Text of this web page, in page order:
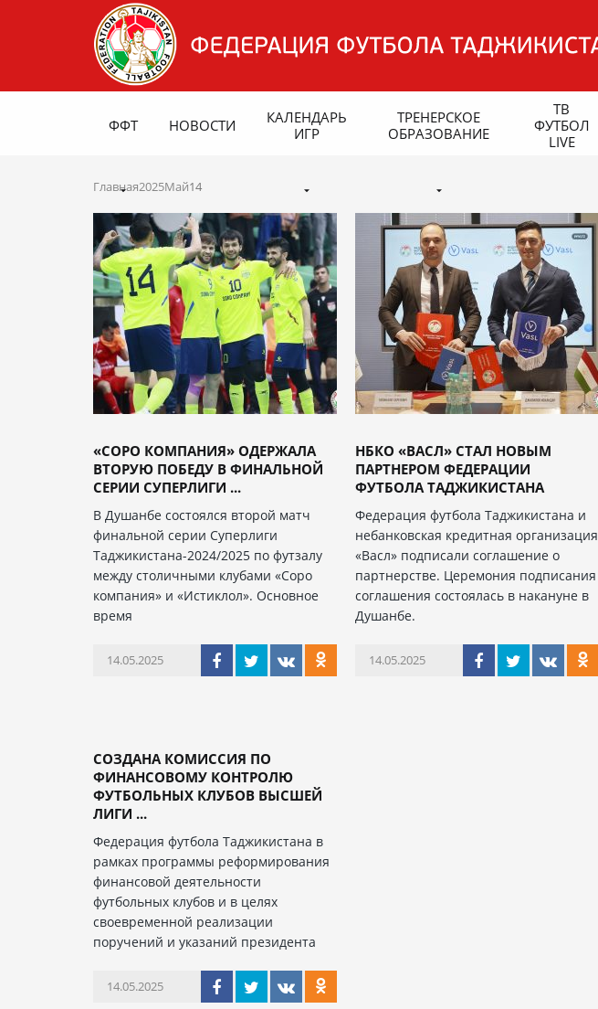
ФФТ НОВОСТИ
КАЛЕНДАРЬ
ИГР
ТРЕНЕРСКОЕ
ОБРАЗОВАНИЕ
ТВ
ФУТБОЛ
LIVE
Главная2025Май14
«СОРО КОМПАНИЯ» ОДЕРЖАЛА
ВТОРУЮ ПОБЕДУ В ФИНАЛЬНОЙ
СЕРИИ СУПЕРЛИГИ ...
В Душанбе состоялся второй матч
финальной серии Суперлиги
Таджикистана-2024/2025 по футзалу
между столичными клубами «Соро
компания» и «Истиклол». Основное
время
14.05.2025
НБКО «ВАСЛ» СТАЛ НОВЫМ
ПАРТНЕРОМ ФЕДЕРАЦИИ
ФУТБОЛА ТАДЖИКИСТАНА
Федерация футбола Таджикистана и
небанковская кредитная организация
«Васл» подписали соглашение о
партнерстве. Церемония подписания
соглашения состоялась в накануне в
Душанбе.
14.05.2025
СОЗДАНА КОМИССИЯ ПО
ФИНАНСОВОМУ КОНТРОЛЮ
ФУТБОЛЬНЫХ КЛУБОВ ВЫСШЕЙ
ЛИГИ ...
Федерация футбола Таджикистана в
рамках программы реформирования
финансовой деятельности
футбольных клубов и в целях
своевременной реализации
поручений и указаний президента
14.05.2025